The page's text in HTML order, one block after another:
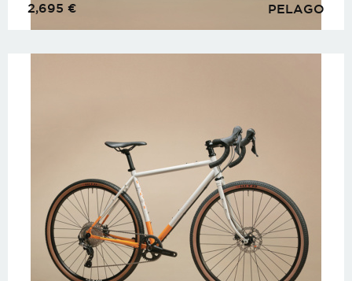
PELAGO
2,695 €